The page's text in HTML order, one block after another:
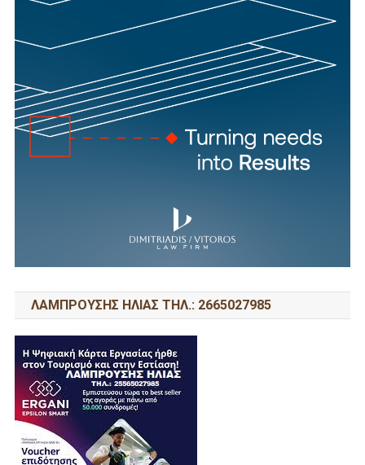
ΛΑΜΠΡΟΥΣΗΣ ΗΛΙΑΣ ΤΗΛ.: 2665027985